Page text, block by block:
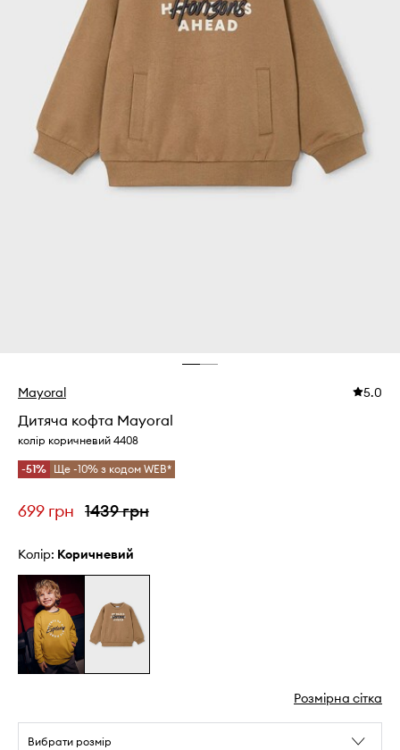
Mayoral 5.0
Дитяча кофта Mayoral
колір коричневий 4408
-51% Ще -10% з кодом WEB*
699 грн 1439 грн
Колір: коричневий
Розмірна сітка
Вибрати розмір